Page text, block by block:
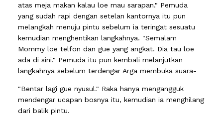
atas meja makan kalau loe mau sarapan." Pemuda
yang sudah rapi dengan setelan kantornya itu pun
melangkah menuju pintu sebelum ia teringat sesuatu
kemudian menghentikan langkahnya. "Semalam
Mommy loe telfon dan gue yang angkat. Dia tau loe
ada di sini." Pemuda itu pun kembali melanjutkan
langkahnya sebelum terdengar Arga membuka suara-
"Bentar lagi gue nyusul." Raka hanya mengangguk
mendengar ucapan bosnya itu, kemudian ia menghilang
dari balik pintu.